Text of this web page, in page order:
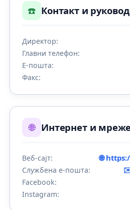
☎️ Контакт и
Директор:
Главни телефон:
Е-пошта:
Факс:
🌐 Интернет и мреже
Веб-сајт: 🌐
Службена е-пошта:
Facebook:
Instagram: